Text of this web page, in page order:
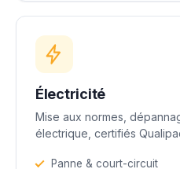
Électricité
Mise aux normes,
électrique, certifiés
Panne & court-circuit